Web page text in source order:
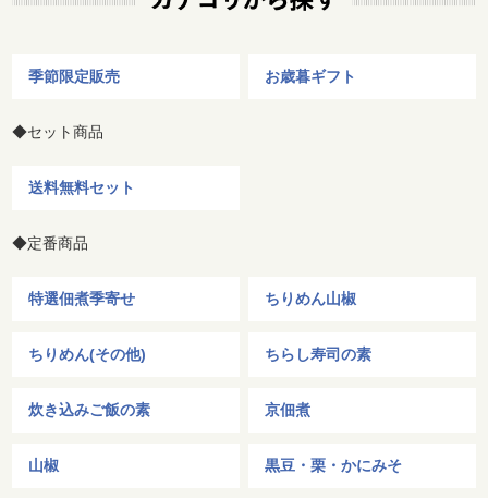
季節限定販売 お歳暮ギフト
◆セット商品
送料無料セット
◆定番商品
特選佃煮季寄せ ちりめん山椒
ちりめん(その他) ちらし寿司の素
炊き込みご飯の素 京佃煮
山椒 黒豆・栗・かにみそ